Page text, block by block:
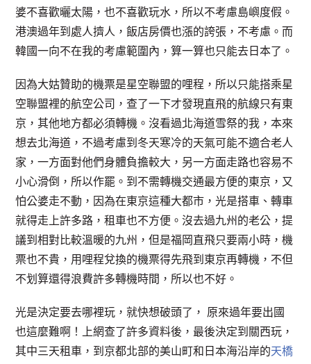
婆不喜歡曬太陽，也不喜歡玩水，所以不考慮島嶼度假。
港澳過年到處人擠人，飯店房價也漲的誇張，不考慮。而
韓國一向不在我的考慮範圍內，算一算也只能去日本了。
因為大姑贊助的機票是星空聯盟的哩程，所以只能搭乘星
空聯盟裡的航空公司，查了一下才發現直飛的航線只有東
京，其他地方都必須轉機。沒看過北海道雪祭的我，本來
想去北海道，不過考慮到冬天寒冷的天氣可能不適合老人
家，一方面對他們身體負擔較大，另一方面走路也容易不
小心滑倒，所以作罷。到不需轉機交通最方便的東京，又
怕公婆走不動，因為在東京這種大都市，光是搭車、轉車
就得走上許多路，租車也不方便。沒去過九州的老公，提
議到相對比較溫暖的九州，但是福岡直飛只要兩小時，機
票也不貴，用哩程兌換的機票得先飛到東京再轉機，不但
不划算還得浪費許多轉機時間，所以也不好。
光是決定要去哪裡玩，就快想破頭了， 原來過年要出國
也這麼難啊！上網查了許多資料後，最後決定到關西玩，
其中三天租車，到京都北部的美山町和日本海沿岸的天橋